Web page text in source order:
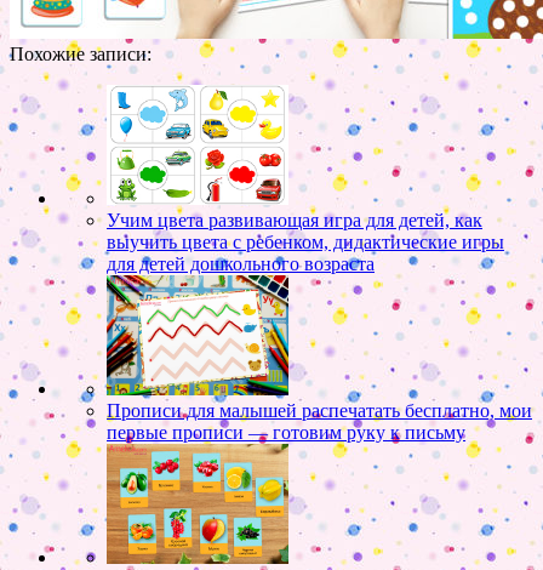
Похожие записи:
Учим цвета развивающая игра для детей, как
выучить цвета с ребенком, дидактические игры
для детей дошкольного возраста
Прописи для малышей распечатать бесплатно, мои
первые прописи — готовим руку к письму